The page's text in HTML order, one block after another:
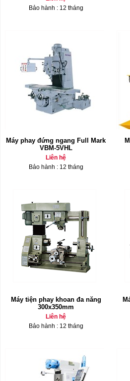
Bảo hành : 12 tháng
Máy phay đứng ngang Full Mark
VBM-5VHL
Liên hệ
Bảo hành : 12 tháng
Máy tiện phay khoan đa năng
300x350mm
Liên hệ
Bảo hành : 12 tháng